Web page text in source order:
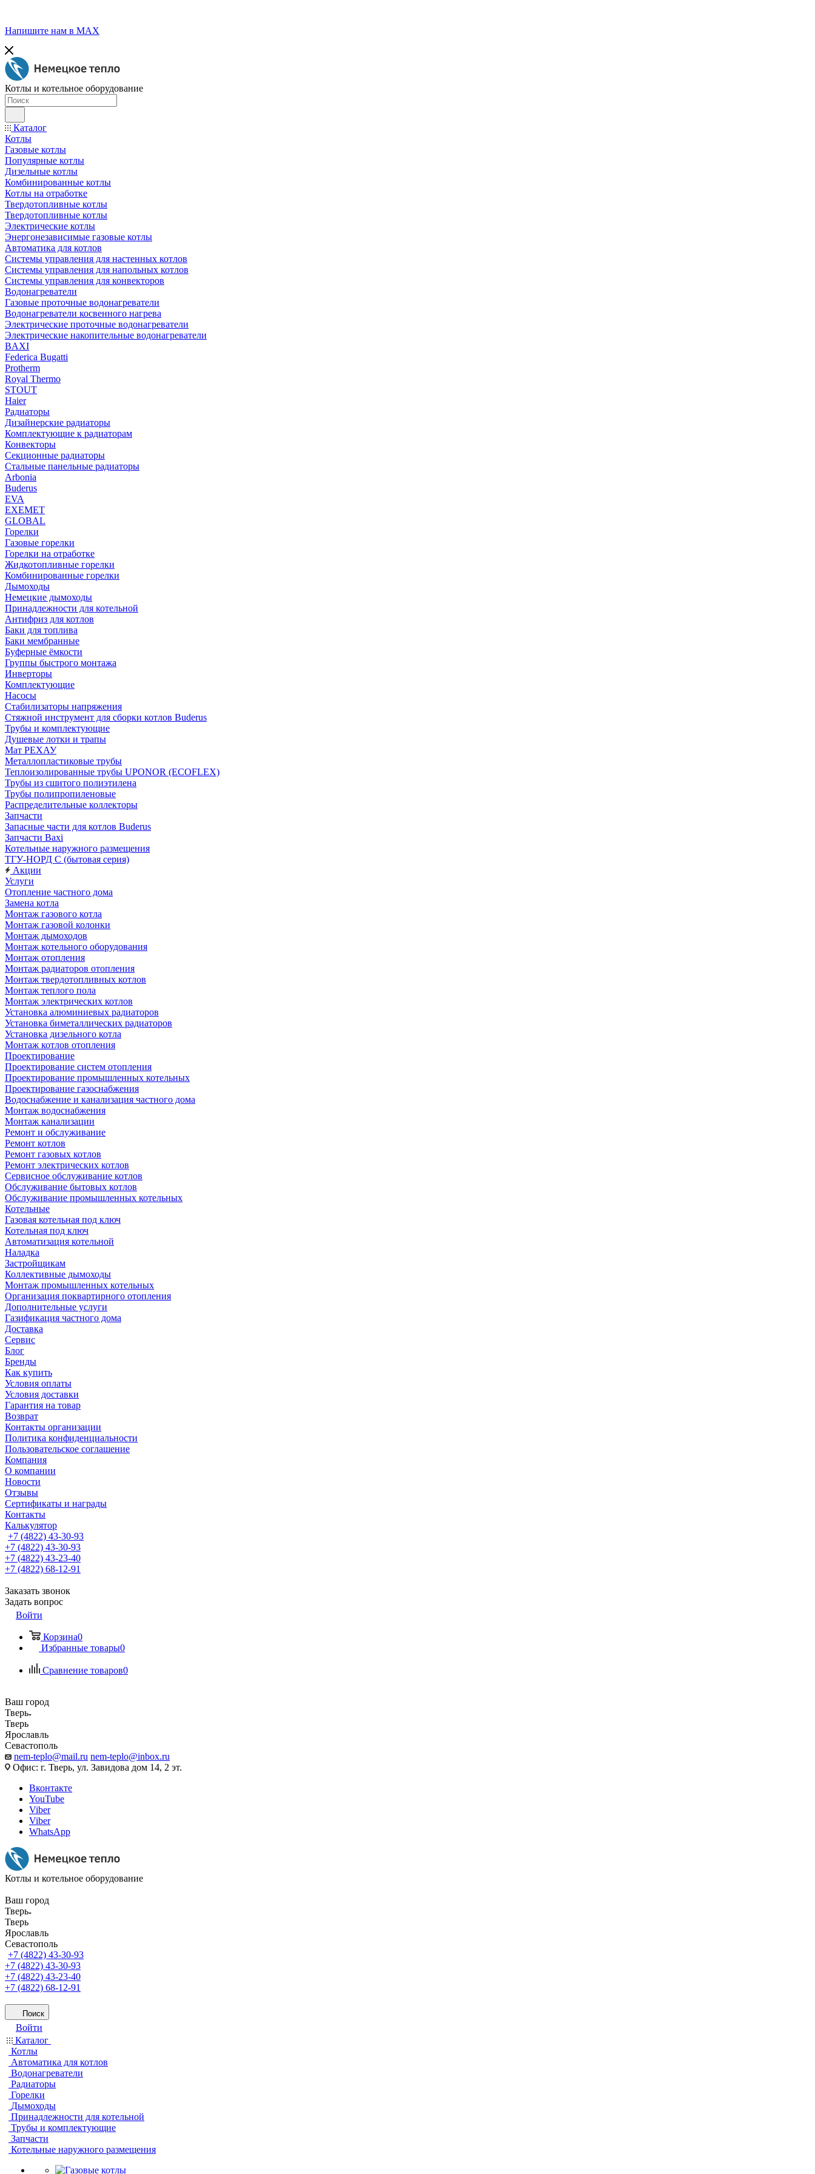
Напишите нам в МАХ
Котлы и котельное оборудование
Каталог
Котлы
Газовые котлы
Популярные котлы
Дизельные котлы
Комбинированные котлы
Котлы на отработке
Твердотопливные котлы
Твердотопливные котлы
Электрические котлы
Энергонезависимые газовые котлы
Автоматика для котлов
Системы управления для настенных котлов
Системы управления для напольных котлов
Системы управления для конвекторов
Водонагреватели
Газовые проточные водонагреватели
Водонагреватели косвенного нагрева
Электрические проточные водонагреватели
Электрические накопительные водонагреватели
BAXI
Federica Bugatti
Protherm
Royal Thermo
STOUT
Haier
Радиаторы
Дизайнерские радиаторы
Комплектующие к радиаторам
Конвекторы
Секционные радиаторы
Стальные панельные радиаторы
Arbonia
Buderus
EVA
EXEMET
GLOBAL
Горелки
Газовые горелки
Горелки на отработке
Жидкотопливные горелки
Комбинированные горелки
Дымоходы
Немецкие дымоходы
Принадлежности для котельной
Антифриз для котлов
Баки для топлива
Баки мембранные
Буферные ёмкости
Группы быстрого монтажа
Инверторы
Комплектующие
Насосы
Стабилизаторы напряжения
Стяжной инструмент для сборки котлов Buderus
Трубы и комплектующие
Душевые лотки и трапы
Мат РЕХАУ
Металлопластиковые трубы
Теплоизолированные трубы UPONOR (ECOFLEX)
Трубы из сшитого полиэтилена
Трубы полипропиленовые
Распределительные коллекторы
Запчасти
Запасные части для котлов Buderus
Запчасти Baxi
Котельные наружного размещения
ТГУ-НОРД С (бытовая серия)
Акции
Услуги
Отопление частного дома
Замена котла
Монтаж газового котла
Монтаж газовой колонки
Монтаж дымоходов
Монтаж котельного оборудования
Монтаж отопления
Монтаж радиаторов отопления
Монтаж твердотопливных котлов
Монтаж теплого пола
Монтаж электрических котлов
Установка алюминиевых радиаторов
Установка биметаллических радиаторов
Установка дизельного котла
Монтаж котлов отопления
Проектирование
Проектирование систем отопления
Проектирование промышленных котельных
Проектирование газоснабжения
Водоснабжение и канализация частного дома
Монтаж водоснабжения
Монтаж канализации
Ремонт и обслуживание
Ремонт котлов
Ремонт газовых котлов
Ремонт электрических котлов
Сервисное обслуживание котлов
Обслуживание бытовых котлов
Обслуживание промышленных котельных
Котельные
Газовая котельная под ключ
Котельная под ключ
Автоматизация котельной
Наладка
Застройщикам
Коллективные дымоходы
Монтаж промышленных котельных
Организация поквартирного отопления
Дополнительные услуги
Газификация частного дома
Доставка
Сервис
Блог
Бренды
Как купить
Условия оплаты
Условия доставки
Гарантия на товар
Возврат
Контакты организации
Политика конфиденциальности
Пользовательское соглашение
Компания
О компании
Новости
Отзывы
Сертификаты и награды
Контакты
Калькулятор
+7 (4822) 43-30-93
+7 (4822) 43-30-93
+7 (4822) 43-23-40
+7 (4822) 68-12-91
Заказать звонок
Задать вопрос
Войти
Корзина0
Избранные товары0
Сравнение товаров0
Ваш город
Тверь
Тверь
Ярославль
Севастополь
nem-teplo@mail.ru nem-teplo@inbox.ru
Офис: г. Тверь, ул. Завидова дом 14, 2 эт.
Вконтакте
YouTube
Viber
Viber
WhatsApp
Котлы и котельное оборудование
Ваш город
Тверь
Тверь
Ярославль
Севастополь
+7 (4822) 43-30-93
+7 (4822) 43-30-93
+7 (4822) 43-23-40
+7 (4822) 68-12-91
Поиск
Войти
Каталог
Котлы
Автоматика для котлов
Водонагреватели
Радиаторы
Горелки
Дымоходы
Принадлежности для котельной
Трубы и комплектующие
Запчасти
Котельные наружного размещения